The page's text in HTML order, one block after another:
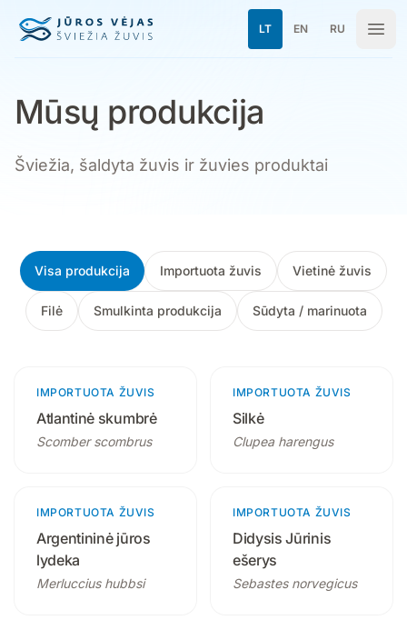
LT EN RU
Mūsų produkcija
Šviežia, šaldyta žuvis ir žuvies produktai
Mūsų produkcija
Visa produkcija Importuota žuvis Vietinė žuvis
Filė Smulkinta produkcija Sūdyta / marinuota
3 produktai
IMPORTUOTA ŽUVIS
Atlantinė skumbrė
Scomber scombrus
4 produktai
IMPORTUOTA ŽUVIS
Silkė
Clupea harengus
3 produktai
IMPORTUOTA ŽUVIS
Argentininė jūros
lydeka
Merluccius hubbsi
4 produktai
IMPORTUOTA ŽUVIS
Didysis Jūrinis
ešerys
Sebastes norvegicus